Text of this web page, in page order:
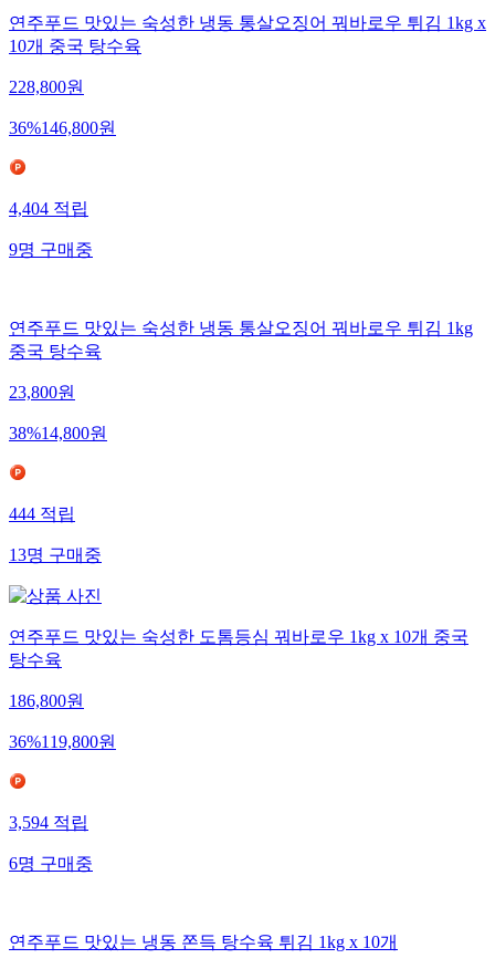
연주푸드 맛있는 숙성한 냉동 통살오징어 꿔바로우 튀김 1kg x
10개 중국 탕수육
228,800원
36%146,800원
4,404적립
9명구매중
연주푸드 맛있는 숙성한 냉동 통살오징어 꿔바로우 튀김 1kg
중국 탕수육
23,800원
38%14,800원
444적립
13명구매중
연주푸드 맛있는 숙성한 도톰등심 꿔바로우 1kg x 10개 중국
탕수육
186,800원
36%119,800원
3,594적립
6명구매중
연주푸드 맛있는 냉동 쫀득 탕수육 튀김 1kg x 10개